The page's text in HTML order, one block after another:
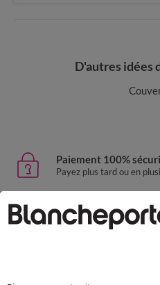
D'autres idées
Paiement 100%
Payez plus tard ou en
Livraison express
domicile, relais,